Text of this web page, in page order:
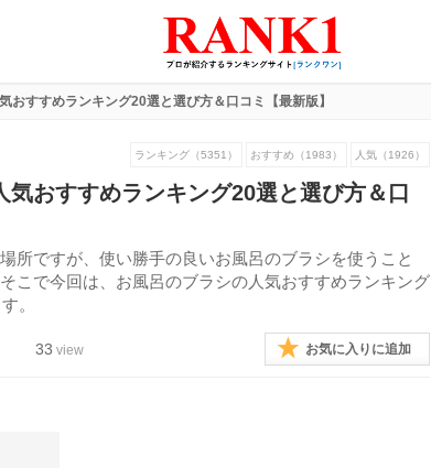
おすすめランキング20選と選び方＆口コミ【最新版】
ランキング（5351） おすすめ（1983） 人気（1926）
気おすすめランキング20選と選び方＆口
所ですが、使い勝手の良いお風呂のブラシを使うこと
こで今回は、お風呂のブラシの人気おすすめランキング
。
33 view お気に入りに追加